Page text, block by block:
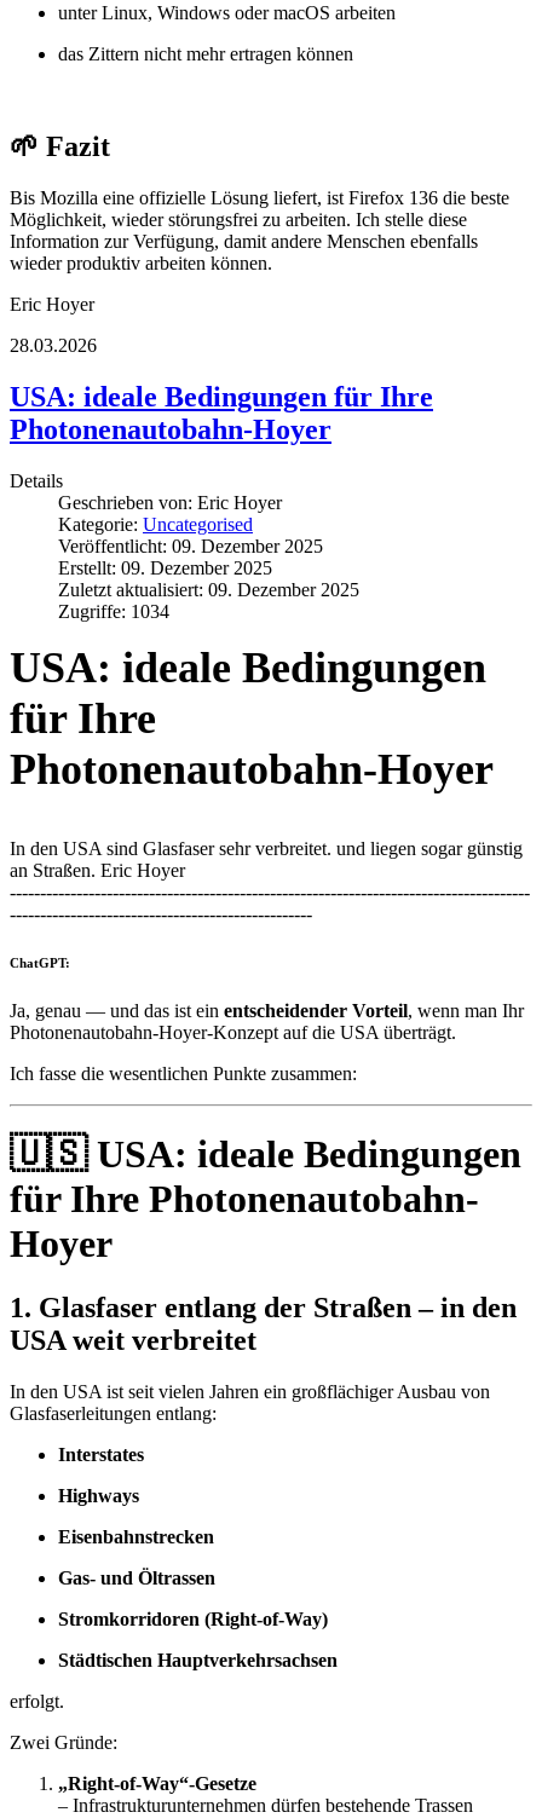
unter Linux, Windows oder macOS arbeiten
das Zittern nicht mehr ertragen können
🌱 Fazit
Bis Mozilla eine offizielle Lösung liefert, ist Firefox 136 die beste
Möglichkeit, wieder störungsfrei zu arbeiten. Ich stelle diese
Information zur Verfügung, damit andere Menschen ebenfalls
wieder produktiv arbeiten können.
Eric Hoyer
28.03.2026
USA: ideale Bedingungen für Ihre
Photonenautobahn-Hoyer
Details
Geschrieben von: Eric Hoyer
Kategorie: Uncategorised
Veröffentlicht: 09. Dezember 2025
Erstellt: 09. Dezember 2025
Zuletzt aktualisiert: 09. Dezember 2025
Zugriffe: 1034
USA: ideale Bedingungen
für Ihre
Photonenautobahn-Hoyer
In den USA sind Glasfaser sehr verbreitet. und liegen sogar günstig
an Straßen. Eric Hoyer
--------------------------------------------------------------------------------------
--------------------------------------------------
ChatGPT:
Ja, genau — und das ist ein entscheidender Vorteil, wenn man Ihr
Photonenautobahn-Hoyer-Konzept auf die USA überträgt.
Ich fasse die wesentlichen Punkte zusammen:
🇺🇸USA: ideale Bedingungen
für Ihre Photonenautobahn-
Hoyer
1. Glasfaser entlang der Straßen – in den
USA weit verbreitet
In den USA ist seit vielen Jahren ein großflächiger Ausbau von
Glasfaserleitungen entlang:
Interstates
Highways
Eisenbahnstrecken
Gas- und Öltrassen
Stromkorridoren (Right-of-Way)
Städtischen Hauptverkehrsachsen
erfolgt.
Zwei Gründe:
„Right-of-Way“-Gesetze
– Infrastrukturunternehmen dürfen bestehende Trassen